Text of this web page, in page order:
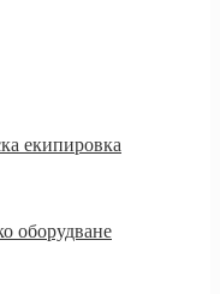
екипировка
оборудване